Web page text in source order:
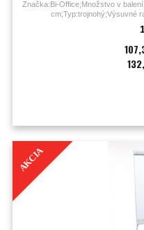
Značka:Bi-Office;Množstvo v
cm;Typ:trojnohý;Výsuvné
AKCIA